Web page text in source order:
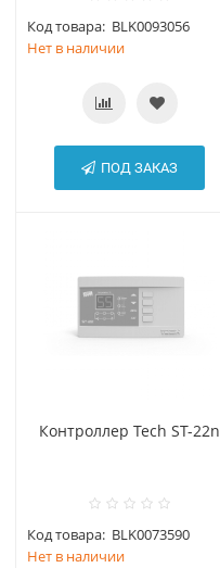
Код товара: BLK0093056
Нет в наличии
ПОД ЗАКАЗ
Контроллер Tech ST-22n
Код товара: BLK0073590
Нет в наличии